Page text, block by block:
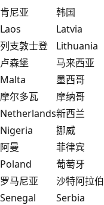
肯尼亚
韩国
Laos
Latvia
列支敦士登
Lithuania
卢森堡
马来西亚
Malta
墨西哥
摩尔多瓦
摩纳哥
Netherlands新西兰
Nigeria
挪威
阿曼
菲律宾
Poland
葡萄牙
罗马尼亚
沙特阿拉伯
Senegal
Serbia